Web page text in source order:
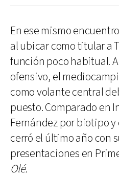
En ese mismo
al ubicar como titular a
función poco habitual.
ofensivo, el
como volante central
puesto. Comparado en
Fernández por biotipo
cerró el último año con
presentaciones en
Olé.